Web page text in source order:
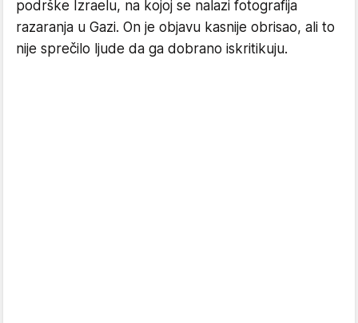
podrške Izraelu, na kojoj se nalazi fotografija
razaranja u Gazi. On je objavu kasnije obrisao, ali to
nije sprečilo ljude da ga dobrano iskritikuju.